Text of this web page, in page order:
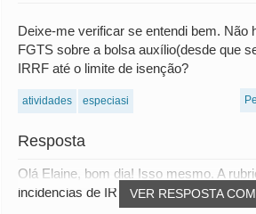
Deixe-me verificar se entendi bem. Não
FGTS sobre a bolsa auxílio(desde que
IRRF até o limite de isenção?
atividades especiasi
Resposta
VER RESPOSTA
Olá Elaine, bom dia! Isso mesmo. A
incidencias de IRRF.